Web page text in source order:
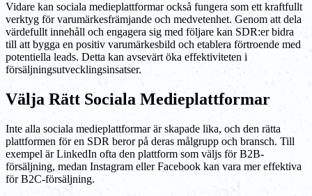
Vidare kan sociala medieplattformar också fungera som ett kraftfullt
verktyg för varumärkesfrämjande och medvetenhet. Genom att dela
värdefullt innehåll och engagera sig med följare kan SDR:er bidra
till att bygga en positiv varumärkesbild och etablera förtroende med
potentiella leads. Detta kan avsevärt öka effektiviteten i
försäljningsutvecklingsinsatser.
Välja Rätt Sociala Medieplattformar
Inte alla sociala medieplattformar är skapade lika, och den rätta
plattformen för en SDR beror på deras målgrupp och bransch. Till
exempel är LinkedIn ofta den plattform som väljs för B2B-
försäljning, medan Instagram eller Facebook kan vara mer effektiva
för B2C-försäljning.